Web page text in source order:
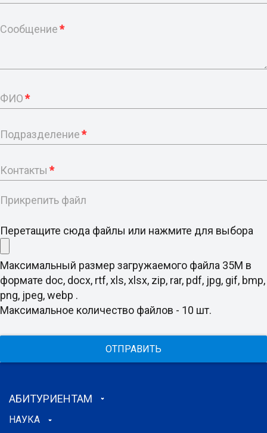
Сообщение*
ФИО*
Подразделение*
Контакты *
Прикрепить файл
Перетащите сюда файлы или нажмите для выбора
Максимальный размер загружаемого файла 35M в
формате doc, docx, rtf, xls, xlsx, zip, rar, pdf, jpg, gif, bmp,
png, jpeg, webp .
Максимальное количество файлов - 10 шт.
ОТПРАВИТЬ
АБИТУРИЕНТАМ
НАУКА